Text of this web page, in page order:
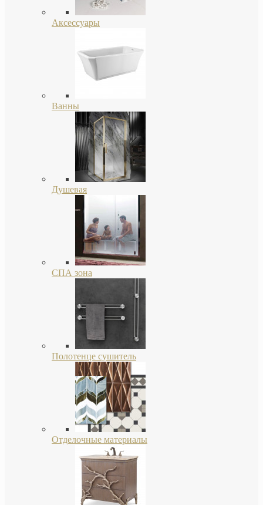
Аксессуары
Ванны
Душевая
СПА зона
Полотенце сушитель
Отделочные материалы